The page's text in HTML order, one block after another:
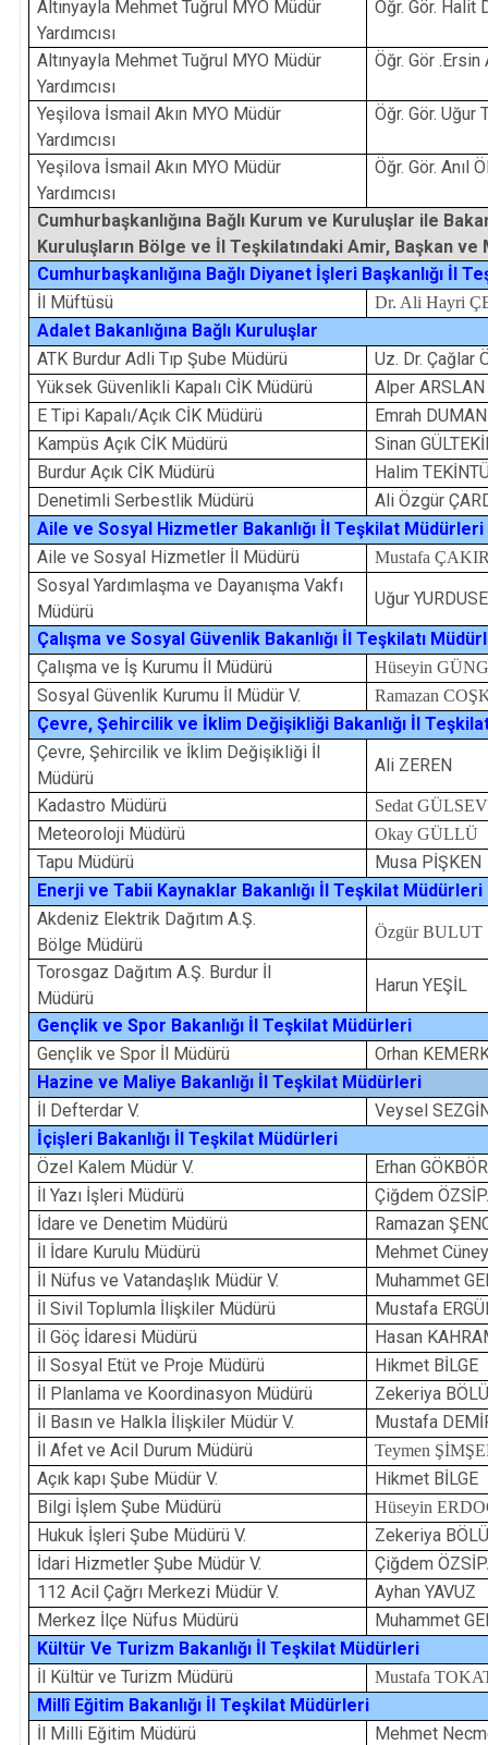
Altınyayla Mehmet Tuğrul MYO Müdür
Yardımcısı
Öğr. Gör. Halit
Altınyayla Mehmet Tuğrul MYO Müdür
Yardımcısı
Öğr. Gör .Ersin
Yeşilova İsmail Akın MYO Müdür
Yardımcısı
Öğr. Gör. Uğur
Yeşilova İsmail Akın MYO Müdür
Yardımcısı
Öğr. Gör. Anıl
Cumhurbaşkanlığına Bağlı Kurum ve Kuruluşlar ile
Kuruluşların Bölge ve İl Teşkilatındaki Amir, Başkan ve
Cumhurbaşkanlığına Bağlı Diyanet İşleri Başkanlığı İl
İl Müftüsü
Dr. Ali Hayri
Adalet Bakanlığına Bağlı Kuruluşlar
ATK Burdur Adli Tıp Şube Müdürü
Uz. Dr. Çağlar
Yüksek Güvenlikli Kapalı CİK Müdürü
Alper ARSLAN
E Tipi Kapalı/Açık CİK Müdürü
Emrah DUMAN
Kampüs Açık CİK Müdürü
Sinan
Burdur Açık CİK Müdürü
Halim
Denetimli Serbestlik Müdürü
Ali Özgür
Aile ve Sosyal Hizmetler Bakanlığı İl Teşkilat Müdürleri
Aile ve Sosyal Hizmetler İl Müdürü
Mustafa
Sosyal Yardımlaşma ve Dayanışma Vakfı
Müdürü
Uğur
Çalışma ve Sosyal Güvenlik Bakanlığı İl Teşkilatı
Çalışma ve İş Kurumu İl Müdürü
Hüseyin
Sosyal Güvenlik Kurumu İl Müdür V. Ramazan
Çevre, Şehircilik ve İklim Değişikliği Bakanlığı İl
Çevre, Şehircilik ve İklim Değişikliği İl
Müdürü
Ali ZEREN
Kadastro Müdürü
Sedat
Meteoroloji Müdürü Okay GÜLLÜ
Tapu Müdürü
Musa PİŞKEN
Enerji ve Tabii Kaynaklar Bakanlığı İl Teşkilat Müdürleri
Akdeniz Elektrik Dağıtım A.Ş.
Bölge Müdürü
Özgür BULUT
Torosgaz Dağıtım A.Ş. Burdur İl
Müdürü
Harun YEŞİL
Gençlik ve Spor Bakanlığı İl Teşkilat Müdürleri
Gençlik ve Spor İl Müdürü
Orhan
Hazine ve Maliye Bakanlığı İl Teşkilat Müdürleri
İl Defterdar V.
Veysel
İçişleri Bakanlığı İl Teşkilat Müdürleri
Özel Kalem Müdür V.
Erhan
İl Yazı İşleri Müdürü
Çiğdem
İdare ve Denetim Müdürü
Ramazan
İl İdare Kurulu Müdürü
Mehmet
İl Nüfus ve Vatandaşlık Müdür V.
Muhammet
İl Sivil Toplumla İlişkiler Müdürü
Mustafa
İl Göç İdaresi Müdürü
Hasan
İl Sosyal Etüt ve Proje Müdürü
Hikmet BİLGE
İl Planlama ve Koordinasyon Müdürü
Zekeriya
İl Basın ve Halkla İlişkiler Müdür V.
Mustafa
İl Afet ve Acil Durum Müdürü
Teymen
Açık kapı Şube Müdür V.
Hikmet BİLGE
Bilgi İşlem Şube Müdürü
Hüseyin
Hukuk İşleri Şube Müdürü V.
Zekeriya
İdari Hizmetler Şube Müdür V.
Çiğdem
112 Acil Çağrı Merkezi Müdür V.
Ayhan YAVUZ
Merkez İlçe Nüfus Müdürü
Muhammet
Kültür Ve Turizm Bakanlığı İl Teşkilat Müdürleri
İl Kültür ve Turizm Müdürü
Mustafa
Millî Eğitim Bakanlığı İl Teşkilat Müdürleri
İl Milli Eğitim Müdürü
Mehmet Necm